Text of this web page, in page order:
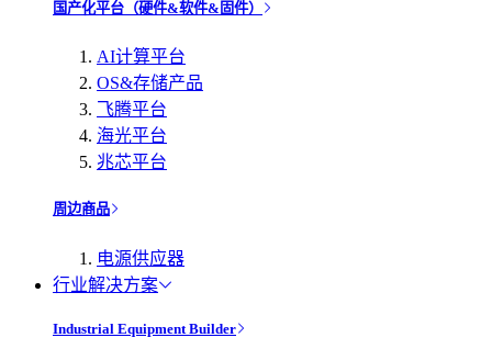
国产化平台（硬件&软件&固件）
AI计算平台
OS&存储产品
飞腾平台
海光平台
兆芯平台
周边商品
电源供应器
行业解决方案
Industrial Equipment Builder